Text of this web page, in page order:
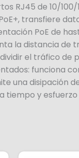
RJ45 de 10/100/
transfiere
PoE de
la distancia de
el tráfico
funciona
una disipación
tiempo y esfuerzo